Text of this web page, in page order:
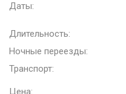
Даты:
Длительность:
Ночные переезды:
Транспорт:
Цена: